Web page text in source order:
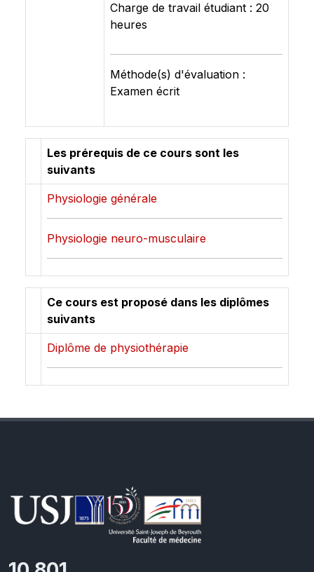
Charge de travail étudiant : 20
heures
Méthode(s) d'évaluation :
Examen écrit
Les prérequis de ce cours sont les
suivants
Physiologie générale
Physiologie neuro-musculaire
Ce cours est proposé dans les diplômes
suivants
Diplôme de physiothérapie